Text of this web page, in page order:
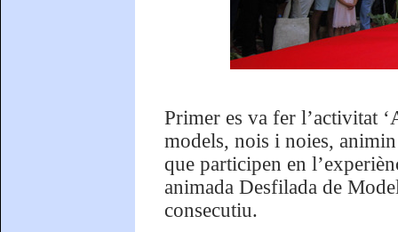
Primer es va fer l’activitat
models, nois i noies,
que participen en
animada Desfilada de
consecutiu.